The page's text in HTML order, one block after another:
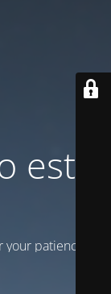
patience!